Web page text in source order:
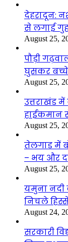
देहरादून:
से लगाई
August 25,
पौड़ी
घुसकर
August 25,
उत्तराखंड
हाईकमान
August 25,
तेलगाड में
– भय और
August 25,
यमुना नदी
निचले
August 24,
सरकारी